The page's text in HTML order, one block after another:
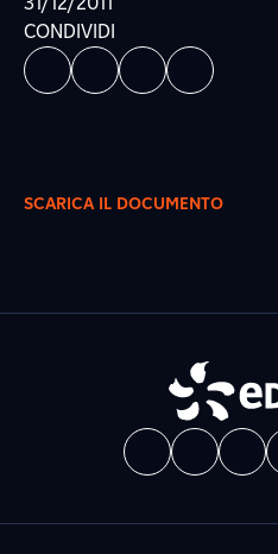
CONDIVIDI
SCARICA IL DOCUMENTO